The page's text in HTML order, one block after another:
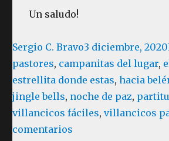
Un saludo!
Autor
Sergio C. BravoPublicado
el
3 diciembre, 2020
pastores, campanitas del lugar,
estrellita donde estas, hacia
jingle bells, noche de paz,
villancicos fáciles, villancicos
comentarios